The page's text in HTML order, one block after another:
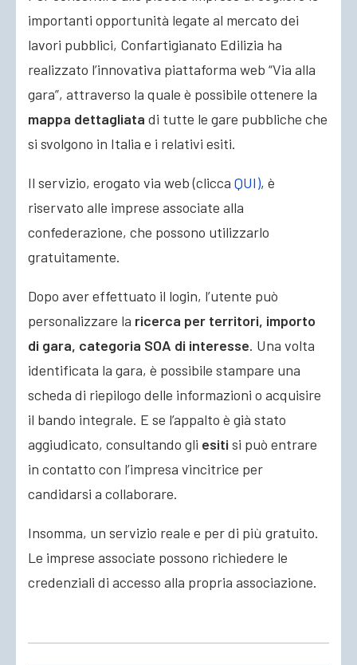
importanti opportunità legate al mercato dei
lavori pubblici, Confartigianato Edilizia ha
realizzato l’innovativa piattaforma web “Via alla
gara”, attraverso la quale è possibile ottenere la
mappa dettagliata di tutte le gare pubbliche che
si svolgono in Italia e i relativi esiti.
Il servizio, erogato via web (clicca QUI), è
riservato alle imprese associate alla
confederazione, che possono utilizzarlo
gratuitamente.
Dopo aver effettuato il login, l’utente può
personalizzare la ricerca per territori, importo
di gara, categoria SOA di interesse. Una volta
identificata la gara, è possibile stampare una
scheda di riepilogo delle informazioni o acquisire
il bando integrale. E se l’appalto è già stato
aggiudicato, consultando gli esiti si può entrare
in contatto con l’impresa vincitrice per
candidarsi a collaborare.
Insomma, un servizio reale e per di più gratuito.
Le imprese associate possono richiedere le
credenziali di accesso alla propria associazione.